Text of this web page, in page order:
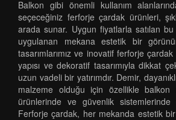
Balkon gibi önemli kullanım
seçeceğiniz ferforje çardak ürünleri,
arada sunar. Uygun fiyatlarla satılan
uygulanan mekana estetik bir
tasarımlarımız ve inovatif ferforje
yapısı ve dekoratif tasarımıyla dikkat
uzun vadeli bir yatırımdır. Demir,
malzeme olduğu için özellikle balkon
ürünlerinde ve güvenlik sistemlerinde
Ferforje çardak, her mekanda estetik